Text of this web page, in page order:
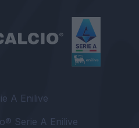
A Enilive
Serie A Enilive